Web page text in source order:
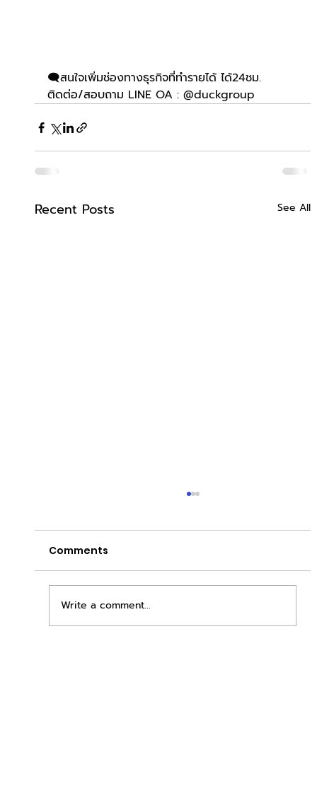
🗨️สนใจเพิ่มช่องทางธุรกิจที่ทำรายได้ ได้24ชม.
ติดต่อ/สอบถาม LINE OA : @duckgroup
Recent Posts See All
Comments
Write a comment...